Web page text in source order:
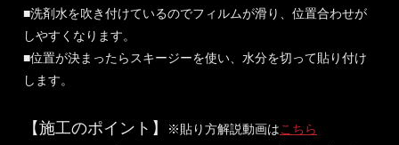
■洗剤水を吹き付けているのでフィルムが滑り、位置合わせが
しやすくなります。
■位置が決まったらスキージーを使い、水分を切って貼り付け
します。
【施工のポイント】 ※貼り方解説動画はこちら